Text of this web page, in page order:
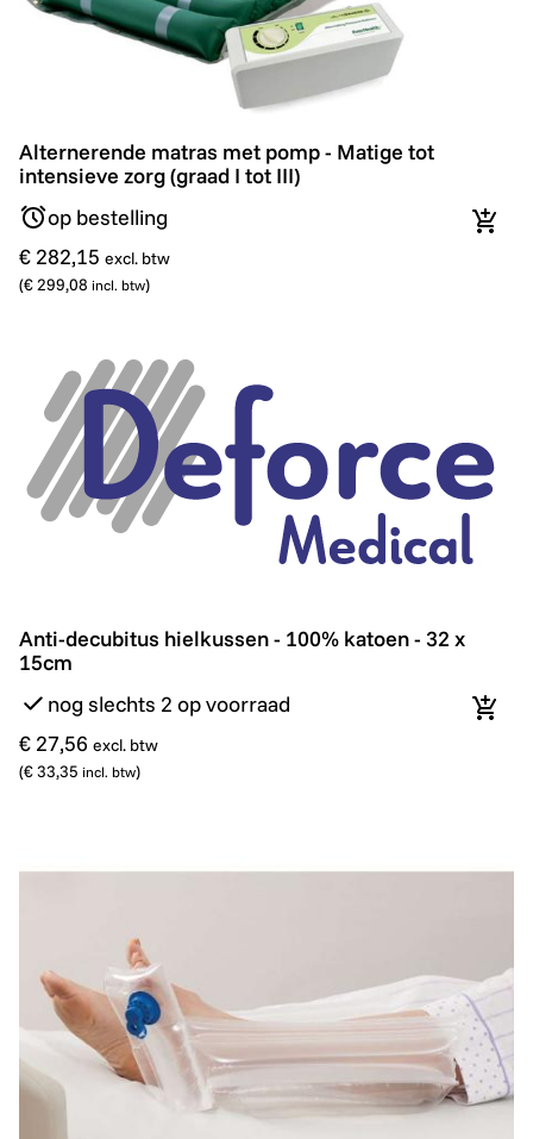
Alternerende matras met pomp - Matige tot
Alternerende matras met pomp - Matige tot
intensieve zorg (graad I tot III)
op bestelling
€ 282,15 excl. btw
(€ 299,08 incl. btw)
In
Anti-decubitus hielkussen - 100% katoen - 32 x 15cm
Anti-decubitus hielkussen - 100% katoen - 32 x
15cm
nog slechts 2 op voorraad
€ 27,56 excl. btw
(€ 33,35 incl. btw)
In